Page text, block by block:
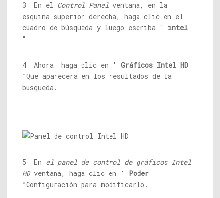
3. En el Control Panel ventana, en la
esquina superior derecha, haga clic en el
cuadro de búsqueda y luego escriba ' intel
“.
4. Ahora, haga clic en ' Gráficos Intel HD
”Que aparecerá en los resultados de la
búsqueda.
5. En el panel de control de gráficos Intel
HDventana, haga clic en ' Poder
”Configuración para modificarlo.